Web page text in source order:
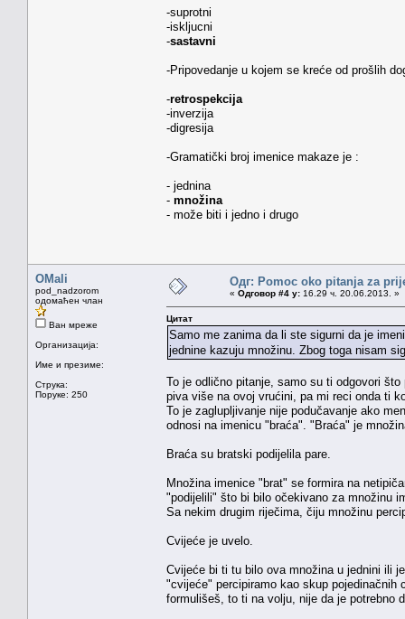
-suprotni
-iskljucni
-sastavni
-Pripovedanje u kojem se kreće od prošlih
-retrospekcija
-inverzija
-digresija
-Gramatički broj imenice makaze je :
- jednina
- množina
- može biti i jedno i drugo
OMali
pod_nadzorom
одомаћен члан
Ван мреже
Организација:
Име и презиме:
Струка:
Поруке: 250
Одг: Pomoc oko pitanja za
« Одговор #4 у: 16.29 ч. 20.06.2013. »
Цитат
Samo me zanima da li ste sigurni da je
jednine kazuju množinu. Zbog toga nisam
To je odlično pitanje, samo su ti odgovori
piva više na ovoj vrućini, pa mi reci onda ti
To je zaglupljivanje nije podučavanje ako
odnosi na imenicu "braća". "Braća" je
Braća su bratski podijelila pare.
Množina imenice "brat" se formira na
"podijelili" što bi bilo očekivano za množinu
Sa nekim drugim riječima, čiju množinu
Cvijeće je uvelo.
Cvijeće bi ti tu bilo ova množina u jednini ili
"cvijeće" percipiramo kao skup
formulišeš, to ti na volju, nije da je potrebno